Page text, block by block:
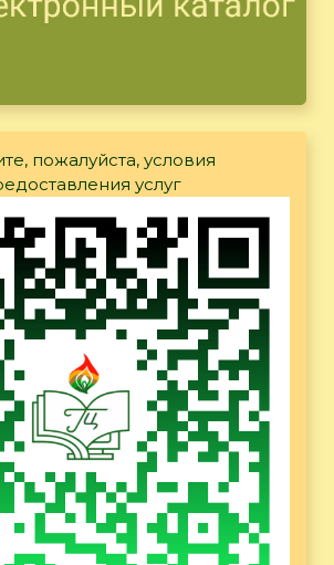
пожалуйста, условия
услуг